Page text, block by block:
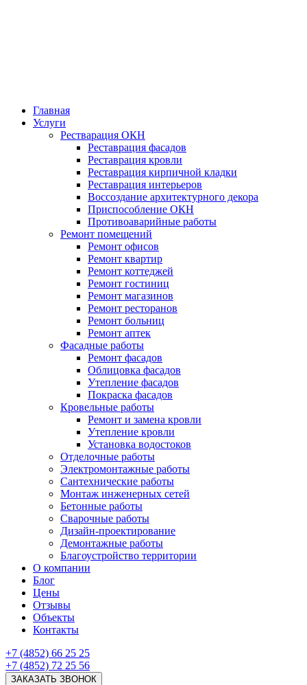
Главная
Услуги
Рестварация ОКН
Реставрация фасадов
Реставрация кровли
Реставрация кирпичной кладки
Реставрация интерьеров
Воссоздание архитектурного декора
Приспособление ОКН
Противоаварийные работы
Ремонт помещений
Ремонт офисов
Ремонт квартир
Ремонт коттеджей
Ремонт гостиниц
Ремонт магазинов
Ремонт ресторанов
Ремонт больниц
Ремонт аптек
Фасадные работы
Ремонт фасадов
Облицовка фасадов
Утепление фасадов
Покраска фасадов
Кровельные работы
Ремонт и замена кровли
Утепление кровли
Установка водостоков
Отделочные работы
Электромонтажные работы
Сантехнические работы
Монтаж инженерных сетей
Бетонные работы
Сварочные работы
Дизайн-проектирование
Демонтажные работы
Благоустройство территории
О компании
Блог
Цены
Отзывы
Объекты
Контакты
+7 (4852) 66 25 25
+7 (4852) 72 25 56
ЗАКАЗАТЬ ЗВОНОК